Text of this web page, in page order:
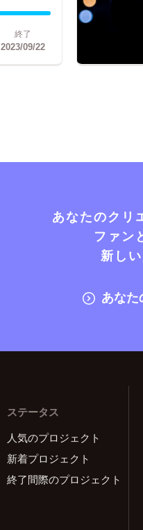
終了
2023/09/22
あなたのクリ
ファン
新し
あな
ステータス
人気のプロジェクト
新着プロジェクト
終了間際のプロジェクト